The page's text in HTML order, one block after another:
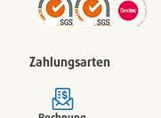
Zahlungsarten